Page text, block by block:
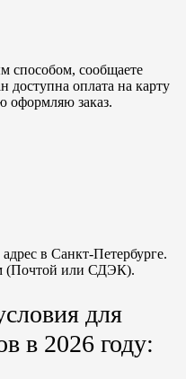
способом, сообщаете
доступна оплата на карту
оформляю заказ.
в Санкт-Петербурге.
(Почтой или СДЭК).
для
в 2026 году: